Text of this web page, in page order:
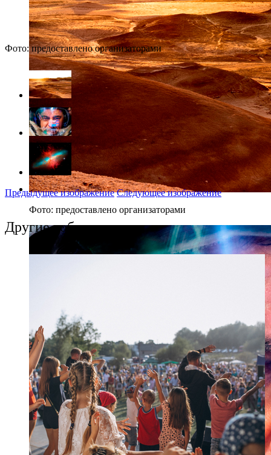
Фото: предоставлено организаторами
Фото: предоставлено организаторами
Предыдущее изображение Следующее изображение
Другие события